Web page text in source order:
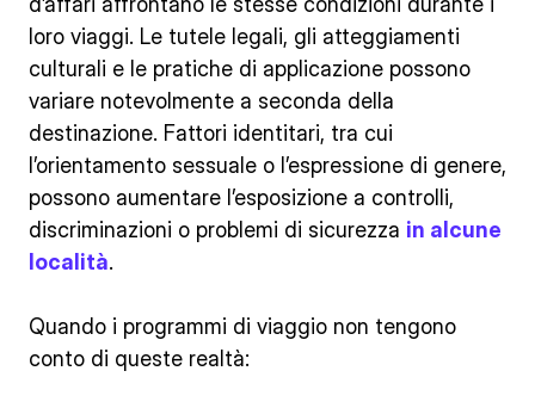
loro viaggi. Le tutele legali, gli atteggiamenti
culturali e le pratiche di applicazione possono
variare notevolmente a seconda della
destinazione. Fattori identitari, tra cui
l’orientamento sessuale o l’espressione di genere,
possono aumentare l’esposizione a controlli,
discriminazioni o problemi di sicurezza in alcune
località.
Quando i programmi di viaggio non tengono
conto di queste realtà: